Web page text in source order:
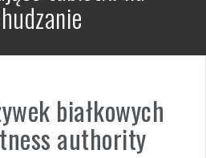
białkowych
authority